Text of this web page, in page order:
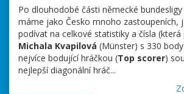
Po dlouhodobé části německé
máme jako Česko mnoho zastoupeních,
podívat na celkové statistiky a čísla (která
Michala Kvapilová (Münster) s 330
nejvíce bodující hráčkou (Top scorer)
nejlepší diagonální hráč...